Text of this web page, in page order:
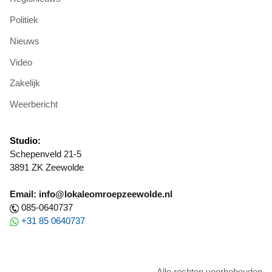
Politiek
Nieuws
Video
Zakelijk
Weerbericht
Studio:
Schepenveld 21-5
3891 ZK Zeewolde
Email: info@lokaleomroepzeewolde.nl
085-0640737
+31 85 0640737